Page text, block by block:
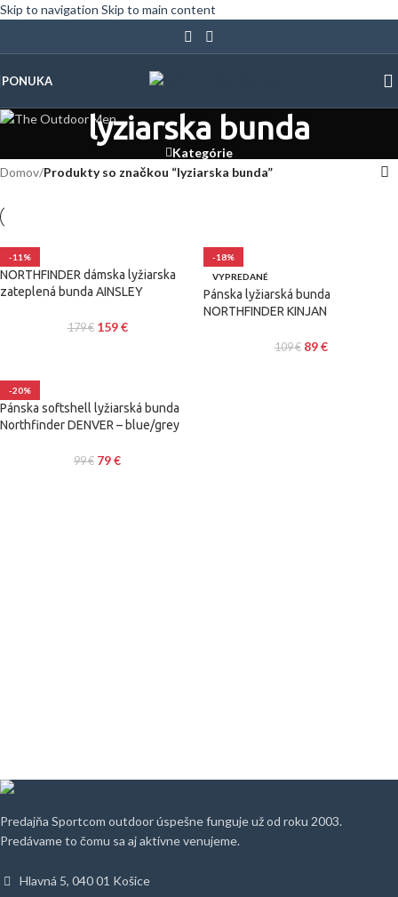
Skip to navigation Skip to main content
PONUKA
lyziarska bunda
Kategórie
Domov/Produkty so značkou “lyziarska bunda”
-11%
NORTHFINDER dámska lyžiarska
zateplená bunda AINSLEY
179€ 159€
-18%
VYPREDANÉ
Pánska lyžiarská bunda
NORTHFINDER KINJAN
109€ 89€
-20%
Pánska softshell lyžiarská bunda
Northfinder DENVER – blue/grey
99€ 79€
Predajňa Sportcom outdoor úspešne funguje už od roku 2003.
Predávame to čomu sa aj aktívne venujeme.
Hlavná 5, 040 01 Košice